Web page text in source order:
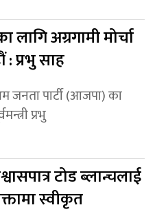
लागि अग्रगामी मोर्चा
: प्रभु साह
जनता पार्टी (आजपा) का
प्रभु
टोड ब्लान्चलाई
स्वीकृत